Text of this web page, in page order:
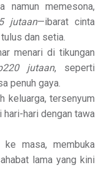
namun memesona,
jutaan—ibarat cinta
dan setia.
menari di tikungan
jutaan, seperti
penuh gaya.
keluarga, tersenyum
hari dengan tawa
masa, membuka
lama yang kini